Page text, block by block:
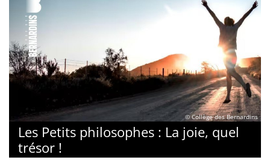
© Collège des Bernardins
Les Petits philosophes : La joie, quel
trésor !